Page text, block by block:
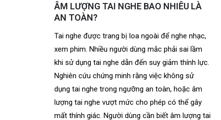
ÂM LƯỢNG TAI NGHE BAO NHIÊU LÀ
AN TOÀN?
Tai nghe được trang bị loa ngoài để nghe nhạc,
xem phim. Nhiều người dùng mắc phải sai lầm
khi sử dụng tai nghe dẫn đến suy giảm thính lực.
Nghiên cứu chứng minh rằng việc không sử
dụng tai nghe trong ngưỡng an toàn, hoặc âm
lượng tai nghe vượt mức cho phép có thể gây
mất thính giác. Người dùng cần biết âm lượng tai